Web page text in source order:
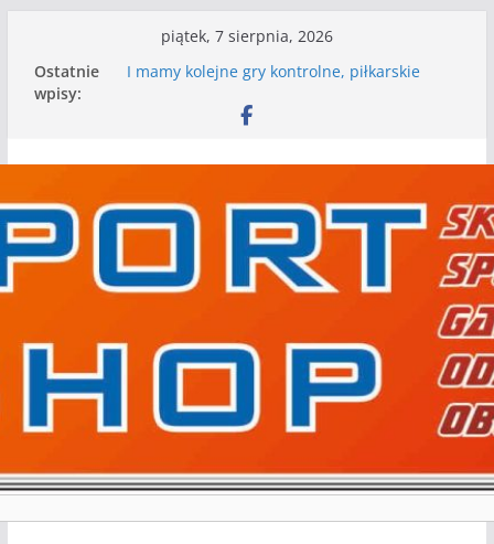
treści
piątek, 7 sierpnia, 2026
Ostatnie
wpisy:
I mamy kolejne gry kontrolne, piłkarskie
Mecz o wygraną w I Edycji Lidze Szóstek Piłki
Nasze piłkarskie zespoły w toku przygotowań
Kolejne gry kontrolne naszych piłkarskich
zespołów za nami
WKS wygrywa pierwszą edycję Ligi Szóstek w
Gwdzie Wielkiej